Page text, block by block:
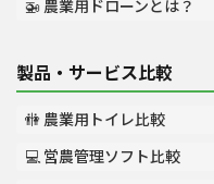
🚁 農業用ドローンとは？
製品・サービス比較
🚻 農業用トイレ比較
💻 営農管理ソフト比較